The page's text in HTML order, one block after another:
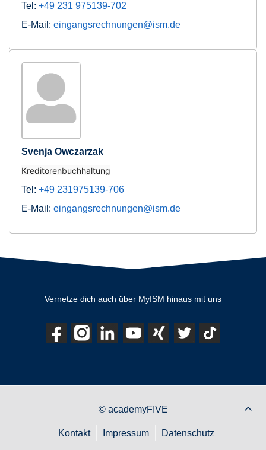
Tel: +49 231 975139-702
E-Mail: eingangsrechnungen@ism.de
Svenja Owczarzak
Kreditorenbuchhaltung
Tel: +49 231975139-706
E-Mail: eingangsrechnungen@ism.de
Vernetze dich auch über MyISM hinaus mit uns
© academyFIVE
Kontakt Impressum Datenschutz